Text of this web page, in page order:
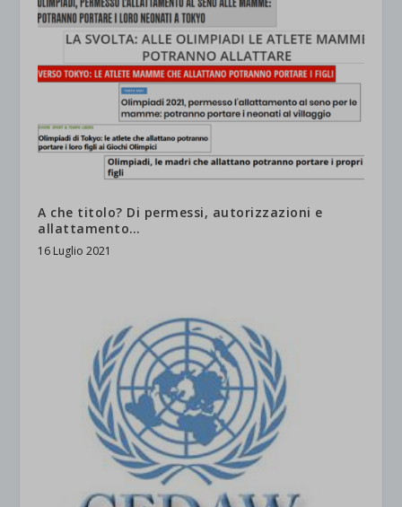
A che titolo? Di permessi, autorizzazioni e
allattamento…
16 Luglio 2021